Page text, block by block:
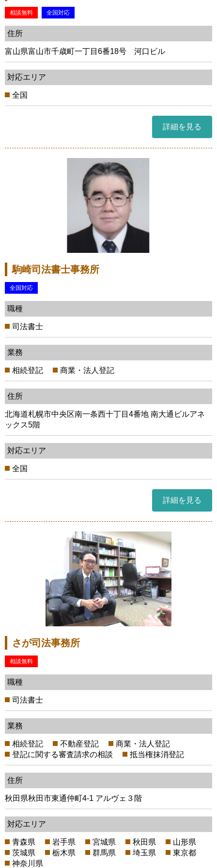
相談無料 全国対応
住所
富山県富山市千歳町一丁目6番18号 河口ビル
対応エリア
全国
詳細を見る
駒崎司法書士事務所
全国対応
職種
司法書士
業務
相続登記 商業・法人登記
住所
北海道札幌市中央区南一条西十丁目4番地 南大通ビルアネ
ックス5階
対応エリア
全国
詳細を見る
さが司法事務所
相談無料
職種
司法書士
業務
相続登記 不動産登記
商業・法人登記
登記に関する審査請求の相談
抵当権抹消登記
住所
秋田県秋田市東通仲町4-1 アルヴェ３階
対応エリア
青森県 岩手県 宮城県 秋田県
山形県
茨城県
栃木県 群馬県 埼玉県
東京都
神奈川県